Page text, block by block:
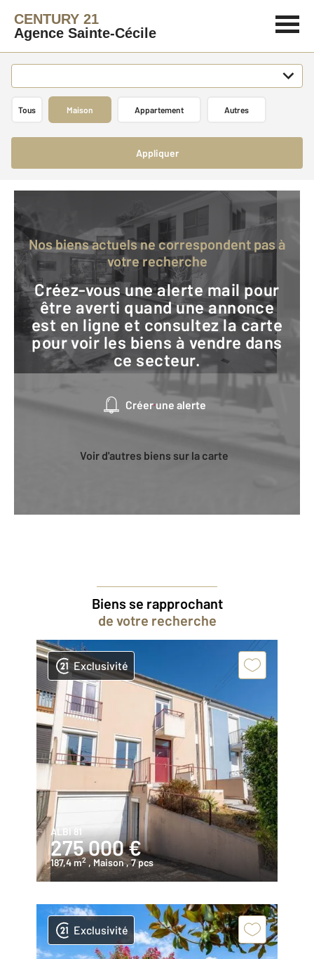
CENTURY 21
Agence Sainte-Cécile
Tous Maison Appartement Autres
Appliquer
Nos biens actuels ne correspondent pas à
votre recherche
Créez-vous une alerte mail pour
être averti quand une annonce
est en ligne et consultez la carte
pour voir les biens à vendre dans
ce secteur.
Créer une alerte
Voir d'autres biens sur la carte
Biens se rapprochant
de votre recherche
Exclusivité
ALBI 81
275 000 €
187,4 m2 , Maison, 7 pcs
Exclusivité